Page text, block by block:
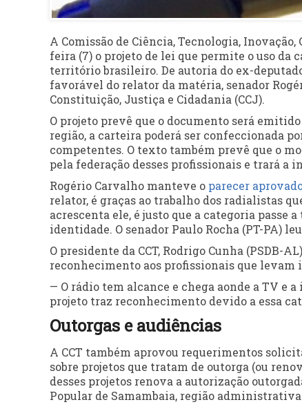
A Comissão de Ciência, Tecnologia,
feira (7) o projeto de lei que permite o uso
território brasileiro. De autoria do ex-
favorável do relator da matéria, senador
Constituição, Justiça e Cidadania (CCJ).
O projeto prevê que o documento será
região, a carteira poderá ser confeccionada
competentes. O texto também prevê que o
pela federação desses profissionais e trará a
Rogério Carvalho manteve o parecer
relator, é graças ao trabalho dos radialistas
acrescenta ele, é justo que a categoria passe
identidade. O senador Paulo Rocha (PT-PA)
O presidente da CCT, Rodrigo Cunha (PSDB-
reconhecimento aos profissionais que levam
— O rádio tem alcance e chega aonde a TV e
projeto traz reconhecimento devido a essa
Outorgas e audiências
A CCT também aprovou requerimentos
sobre projetos que tratam de outorga (ou
desses projetos renova a autorização
Popular de Samambaia, região